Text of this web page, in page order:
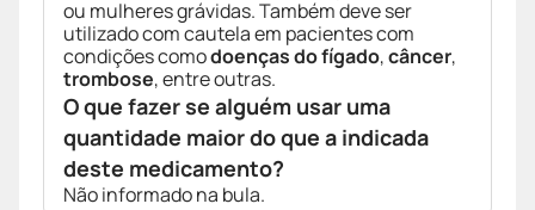
ou mulheres grávidas. Também deve ser
utilizado com cautela em pacientes com
condições comodoenças do fígado,câncer,
trombose, entre outras.
O que fazer se alguém usar uma
quantidade maior do que a indicada
deste medicamento?
Não informado na bula.